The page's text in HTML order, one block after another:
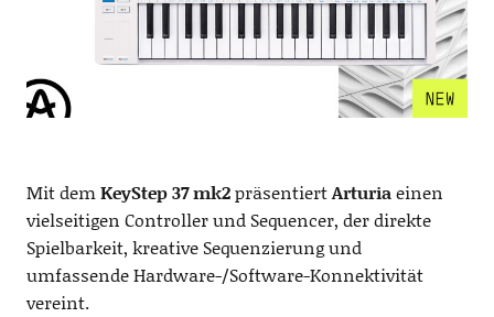
Mit demKeyStep 37 mk2präsentiertArturiaeinen
vielseitigen Controller und Sequencer, der direkte
Spielbarkeit, kreative Sequenzierung und
umfassende Hardware-/Software-Konnektivität
vereint.